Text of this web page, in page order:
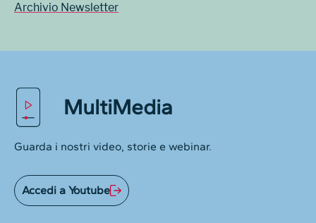
Archivio Newsletter
MultiMedia
Guarda i nostri video, storie e webinar.
Accedi a Youtube